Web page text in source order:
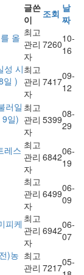
글쓴
이
조회 날
짜
올 최고
관리
자
726010-
16
성 시
일 )
최고
관리
자
741709-
12
러일
9일)
최고
관리
자
539908-
29
레스 최고
관리
자
684206-
19
최고
관리
자
649906-
09
피케 최고
관리
자
694206-
07
)농 최고
관리 721705-